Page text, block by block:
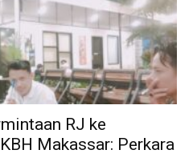
RJ ke
Makassar: Perkara